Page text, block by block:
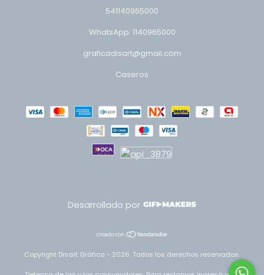
541140965000
WhatsApp: 1140965000
graficadisart@gmail.com
Caseros
Desarrollado por
Copyright Disart Gráfica - 2026. Todos los derechos reservados.